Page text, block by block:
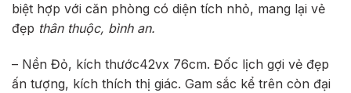
biệt hợp với căn phòng có diện tích nhỏ, mang lại vẻ
đẹp thân thuộc, bình an.
– Nền Đỏ, kích thước42vx 76cm. Đốc lịch gợi vẻ đẹp
ấn tượng, kích thích thị giác. Gam sắc kể trên còn đại